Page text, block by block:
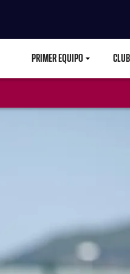
PRIMER EQUIPO CLUB